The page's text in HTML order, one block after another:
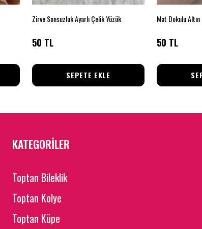
Zirve Sonsuzluk Ayarlı Çelik Yüzük
50 TL
SEPETE EKLE
50 TL
KATEGORİLER
Toptan Bileklik
Toptan Kolye
Toptan Küpe